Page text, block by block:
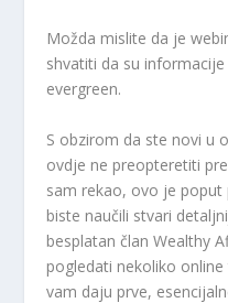
Možda mislite da je
shvatiti da su
evergreen.
S obzirom da ste novi u
ovdje ne preopteretiti
sam rekao, ovo je poput
biste naučili stvari
besplatan član Wealthy
pogledati nekoliko
vam daju prve,